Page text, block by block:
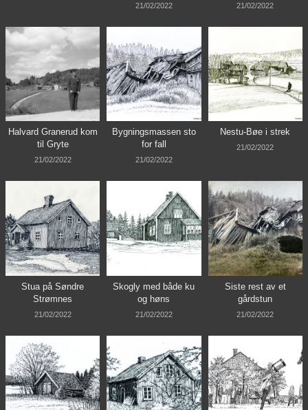
21/02/2022 21/02/2022
Halvard Granerud kom
til Gryte
21/02/2022
Bygningsmassen sto
for fall
21/02/2022
Nestu-Bøe i strek
21/02/2022
Stua på Søndre
Strømnes
21/02/2022
Skogly med både ku
og høns
21/02/2022
Siste rest av et
gårdstun
21/02/2022